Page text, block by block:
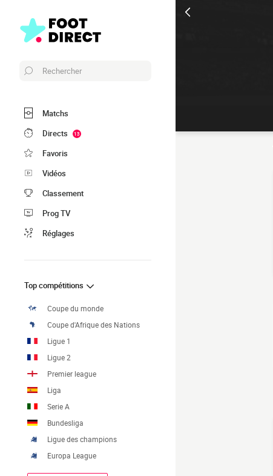
Rechercher
Matchs
Directs
13
Favoris
Vidéos
Classement
Prog TV
Réglages
Top compétitions
Coupe du monde
Coupe d'Afrique des Nations
Ligue 1
Ligue 2
Premier league
Liga
Serie A
Bundesliga
Ligue des champions
Europa League